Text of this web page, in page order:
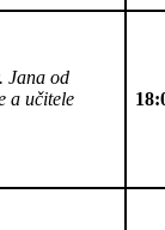
Jana od
a učitele